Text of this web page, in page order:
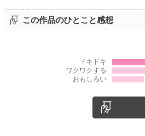
この作品のひとこと感想